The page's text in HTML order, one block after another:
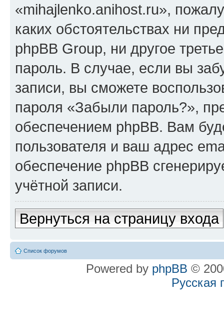
«mihajlenko.anihost.ru»,
каких обстоятельствах ни
phpBB Group, ни другое
пароль. В случае, если вы
записи, вы сможете
пароля «Забыли пароль?»,
обеспечением phpBB. Вам
пользователя и ваш адрес
обеспечение phpBB
учётной записи.
Вернуться на страницу входа
Список форумов
Powered by phpBB ©
Русская